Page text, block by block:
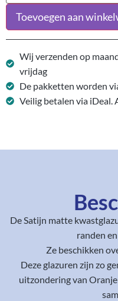
Toevoegen aan
Wij verzenden op
vrijdag
De pakketten worden
Veilig betalen via iDeal.
De Satijn matte
randen
Ze beschikken
Deze glazuren zijn zo
uitzondering van